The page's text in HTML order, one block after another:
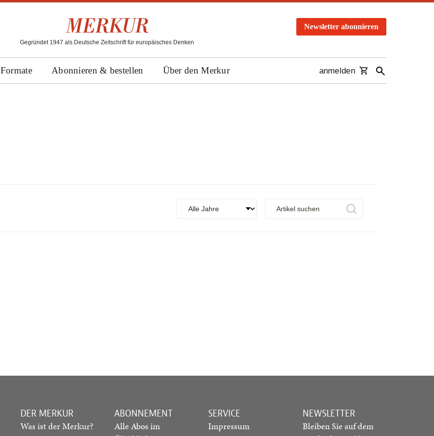
Gegründet 1947 als Deutsche Zeitschrift für europäisches Denken
Newsletter abonnieren
Formate Abonnieren & bestellen Über den Merkur anmelden
DER MERKUR
Was ist der Merkur?
ABONNEMENT
Alle Abos im
SERVICE
Impressum
NEWSLETTER
Bleiben Sie auf dem